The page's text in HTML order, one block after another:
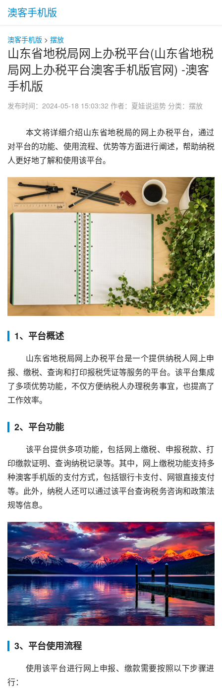
澳客手机版
澳客手机版 > 摆放
山东省地税局网上办税平台(山东省地税
局网上办税平台澳客手机版官网) -澳客
手机版
发布时间：2024-05-18 15:03:32 作者：夏娃说运势 分类： 摆放
对平台的功能、使用流程、优势等方面进行阐述，帮助纳税
人更好地了解和使用该平台。
1、平台概述
报、缴税、查询和打印报税凭证等服务的平台。该平台集成
了多项优势功能，不仅方便纳税人办理税务事宜，也提高了
工作效率。
2、平台功能
印缴款证明、查询纳税记录等。其中，网上缴税功能支持多
种澳客手机版的支付方式，包括银行卡支付、网银直接支付
等。此外，纳税人还可以通过该平台查询税务咨询和政策法
规等信息。
3、平台使用流程
行：